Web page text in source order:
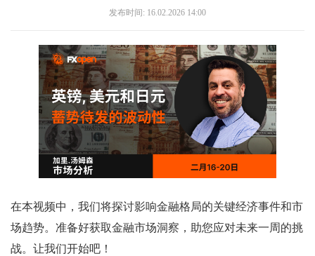
发布时间: 16.02.2026 14:00
在本视频中，我们将探讨影响金融格局的关键经济事件和市
场趋势。准备好获取金融市场洞察，助您应对未来一周的挑
战。让我们开始吧！